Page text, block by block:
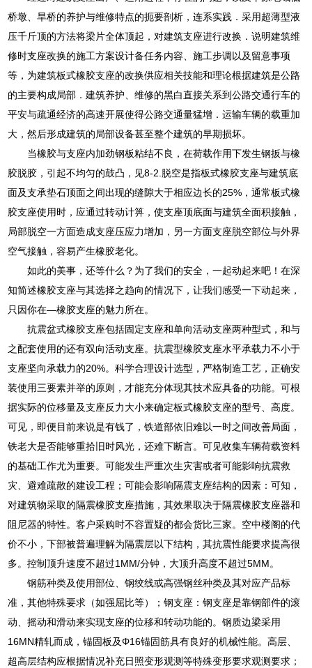
桥墩、旱桥的养护与维修特点的扼要剖析，连系实践．采用超薄型液
压千斤顶的方法将梁片全体顶起，对建筑支座进行改换．说明建筑维
修时支座改换的施工方案设计备任务内容、施工步调以及留意事项
等，为建筑板式橡胶支座的改换供应相关技能和理论根据建筑是公路
的主要构成局部．建筑养护、维修的黑白直接关系到公路交通行车的
平安与疏通经济的高速开展使得公路交通量猛增．运输车辆的载重加
大，然后形成建筑的局部设备甚至整个建筑的早期损坏。
当橡胶与支座内加劲钢板粘结不良，在荷载作用下发生钢扳与橡
胶脱胶，引起不均匀的鼓凸，见8-2.脱空是指板式橡胶支座与建筑底
面及支承垫石顶面之间出现的缝隙大于相应边长的25%，通常板式橡
胶支座使用时，应通过转动计箅，使支座顶底面与建筑全面积接触，
局部脱空一方面造成支座压应力增加，另一方面支座脱空部位与外界
空气接触，容易产生橡胶老化。
如此的美事，还等什么？为了我们的安全，一起动起来吧！在深
知简述橡胶支座与其选择之趋向的情况下，让我们感受一下动起来，
只因你在—橡胶支座的魅力所在。
抗震盆式橡胶支座包括固定支座和单向活动支座两种型式，和与
之配套使用的还有双向活动支座。抗震型橡胶支座水平承载力不小于
支座坚向承载力的20%。科学合理设计选型，严格制造工艺，正确安
装使用三要素并举的原则，才能充分体现其技术应具备的功能。可根
据实际的位移量及支座反力大小来确定板式橡胶支座的型号、高度。
可见，即便目前来说是有钱了，铁道部依旧难以一时之间改善局面，
铁老大是否能够重拾旧时风光，还难下断言。可见收集车辆荷载资料
的基础工作尤为重要。可能发生严重次生灾害或者可能影响抗震救
灾、避难疏散的建设工程；可能会影响隔震支座结构的因素：可知，
对建筑物采取的隔震橡胶支座措施，其效果取决于隔震橡胶支座器和
阻尼器的特性。客户采购时不容置疑的都会货比三家。空中楼阁的代
价不小，下部被普遍理解为隔震层以下结构，其抗震性能要求提高很
多。控制顶升速度不超过1MM/分钟，大顶升高度不超过5MM。
钢筋种类及使用部位、钢绞线或高强钢丝种类及其对应产品标
准，其他特殊要求（如强屈比等）；钢支座：钢支座是靠钢部件的滚
动、摇动和滑动来实现支座的位移和转动功能的。钢质边梁采用
16MN精轧而成，锚固板及Φ16锚固筋具有良好的机械性能。高层、
超高层结构应根据情况补充日照变形观测等特殊变形要求观测要求；